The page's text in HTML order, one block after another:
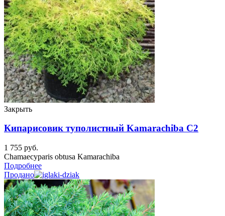
Закрыть
Кипарисовик туполистный Kamarachiba C2
1 755 руб.
Chamaecyparis obtusa Kamarachiba
Подробнее
Продано